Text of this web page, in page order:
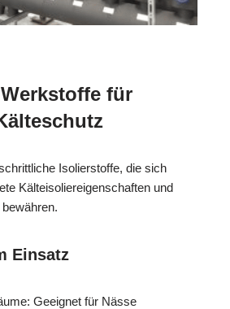
für
Isolierstoffe, die sich
Kälteisoliereigenschaften und
Einsatz
Geeignet für Nässe